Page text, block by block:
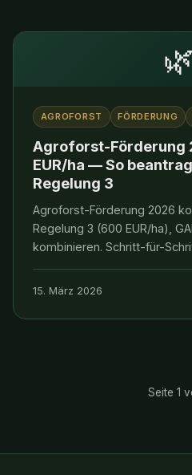
AGROFORST FÖRDERUNG
Agroforst-Förderung
EUR/ha — So
Regelung 3
Agroforst-Förderung 2026
Regelung 3 (600 EUR/ha),
kombinieren. Schritt-für-
15. März 2026
Seite 1